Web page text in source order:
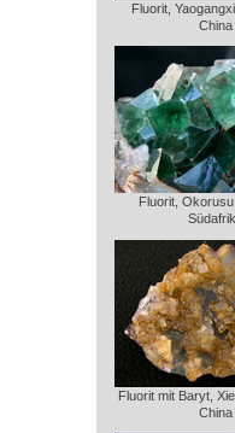
Fluorit,
China
Fluorit,
Fluorit mit Baryt,
China